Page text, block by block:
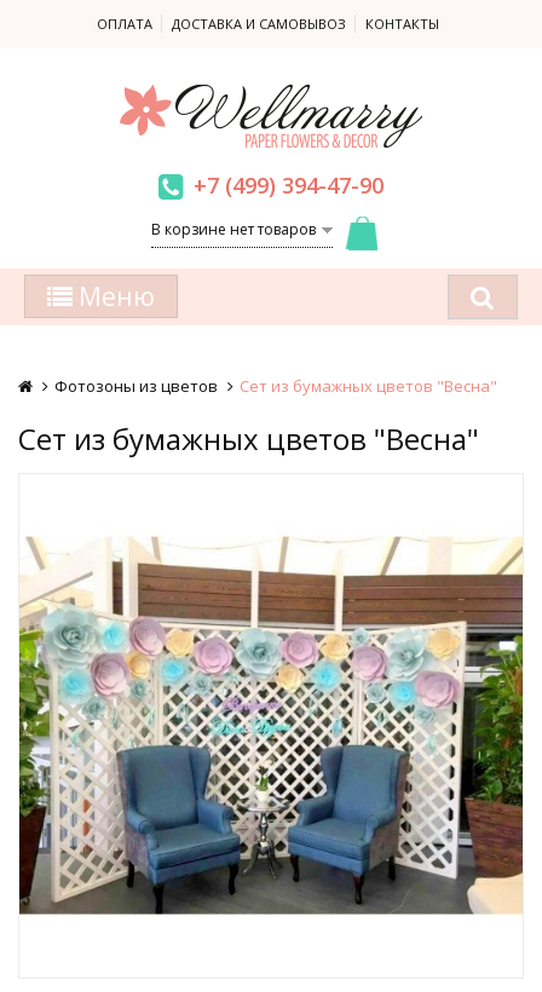
ОПЛАТА ДОСТАВКА И САМОВЫВОЗ КОНТАКТЫ
+7 (499) 394-47-90
В корзине нет товаров
Меню
Фотозоны из цветов Сет из бумажных цветов "Весна"
Сет из бумажных цветов "Весна"